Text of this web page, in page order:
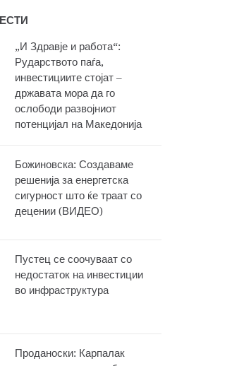
„И Здравје и работа“:
Рударството паѓа,
инвестициите стојат –
државата мора да го
ослободи развојниот
потенцијал на Македонија
Божиновска: Создаваме
решенија за енергетска
сигурност што ќе траат со
децении (ВИДЕО)
Пустец се соочуваат со
недостаток на инвестиции
во инфраструктура
Проданоски: Карпалак